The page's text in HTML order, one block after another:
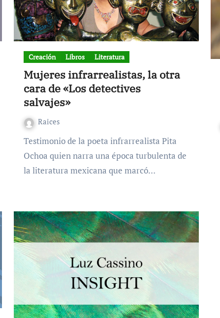
Creación Libros Literatura
Mujeres infrarrealistas, la otra
cara de «Los detectives
salvajes»
Raices
Testimonio de la poeta infrarrealista Pita
Ochoa quien narra una época turbulenta de
la literatura mexicana que marcó…